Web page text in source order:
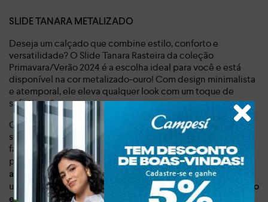
SLIDE TANARA METALIZADO
Deseja um calçado que combine estilo, conforto e
versatilidade? O Slide Tanara Rasteira da coleção
Primavara/Verão 2024 é a escolha ideal para você e está
disponível na cor metalizado-ouro! Com design minimalista
e atemporal, ele eleva qualquer look com um toque de
sofisticação.
Confeccionado em material sintético de alta qualidade, o
slide apresenta um acabamento impecável e detalhes que
fazem a diferença.
O recorte diferenciado sobre o pé
proporciona um visual moderno e elegante, enquantoas
aplicações metalizadas e pedrarias peroladasadicionam
um brilho sutil e sofisticado.
A sola rasteira garante conforto
e praticidade ao caminhar
, permitindo que você aproveite